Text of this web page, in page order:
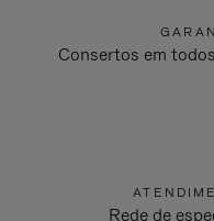
Consertos em
Rede de